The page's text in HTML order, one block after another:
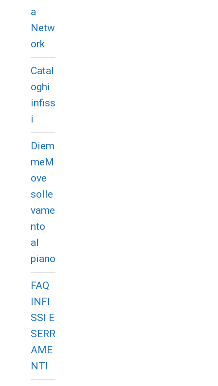
a
Netw
ork
Catal
oghi
infiss
i
Diem
meM
ove
solle
vame
nto
al
piano
FAQ
INFI
SSI E
SERR
AME
NTI